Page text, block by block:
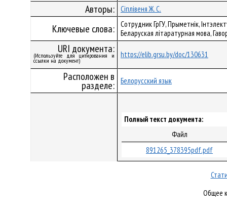
Авторы: Сіплівеня Ж. С.
Ключевые слова:
Сотрудник ГрГУ, Прыметнік,
Беларуская літаратурная мова,
URI документа:
(Используйте для цитирования и
ссылки на документ)
https://elib.grsu.by/doc/130631
Расположен в
разделе: Белорусский язык
Полный текст документа:
Файл
891265_378395pdf.pdf
Общее